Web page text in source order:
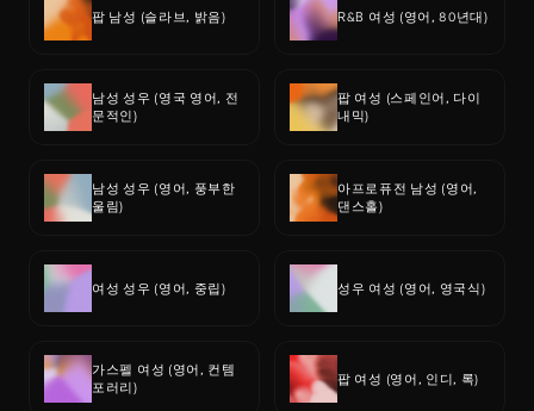
팝 남성 (슬라브, 밝음) R&B 여성 (영어, 80년대)
남성 성우 (영국 영어, 전
문적인)
팝 여성 (스페인어, 다이
내믹)
남성 성우 (영어, 풍부한
울림)
아프로퓨전 남성 (영어,
댄스홀)
여성 성우 (영어, 중립) 성우 여성 (영어, 영국식)
가스펠 여성 (영어, 컨템
포러리)
팝 여성 (영어, 인디, 록)